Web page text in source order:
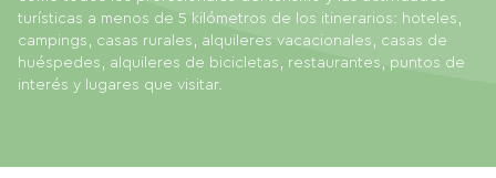
turísticas a menos de 5 kilómetros de los itinerarios: hoteles,
campings, casas rurales, alquileres vacacionales, casas de
huéspedes, alquileres de bicicletas, restaurantes, puntos de
interés y lugares que visitar.